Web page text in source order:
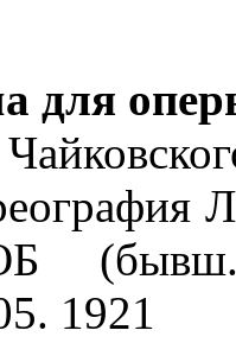
для
(бывш.
1921